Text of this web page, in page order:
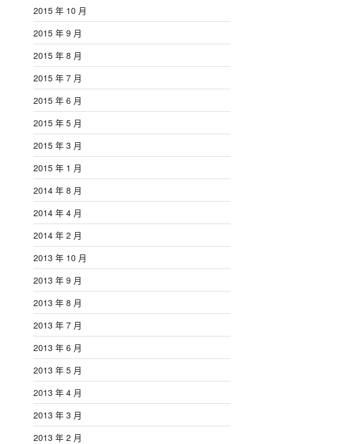
2015 年 10 月
2015 年 9 月
2015 年 8 月
2015 年 7 月
2015 年 6 月
2015 年 5 月
2015 年 3 月
2015 年 1 月
2014 年 8 月
2014 年 4 月
2014 年 2 月
2013 年 10 月
2013 年 9 月
2013 年 8 月
2013 年 7 月
2013 年 6 月
2013 年 5 月
2013 年 4 月
2013 年 3 月
2013 年 2 月